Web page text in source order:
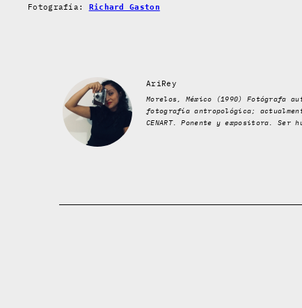
Fotografía: Richard Gaston
AriRey
Morelos, México (1990) Fotógrafa
fotografía antropológica;
CENART. Ponente y expositora. Ser